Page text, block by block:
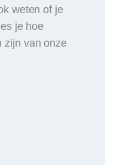
weten of je
je hoe
zijn van onze